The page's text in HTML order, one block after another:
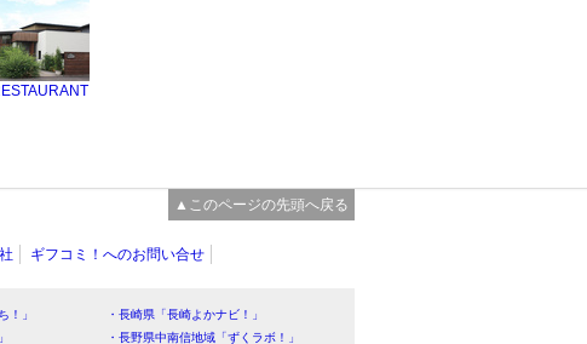
▲このページの先頭へ戻る
ギフコミ！へのお問い合せ
！」
・長崎県「長崎よかナビ！」
・長野県中南信地域「ずくラボ！」